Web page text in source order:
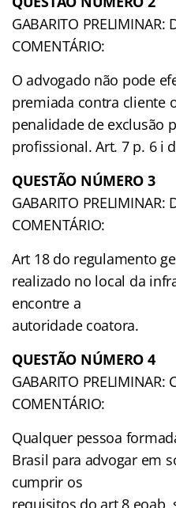
GABARITO PRELIMINAR:
COMENTÁRIO:
O advogado não pode
premiada contra cliente
penalidade de exclusão
profissional. Art. 7 p. 6 i
QUESTÃO NÚMERO 3
GABARITO PRELIMINAR:
COMENTÁRIO:
Art 18 do regulamento
realizado no local da
encontre a
autoridade coatora.
QUESTÃO NÚMERO 4
GABARITO PRELIMINAR:
COMENTÁRIO:
Qualquer pessoa
Brasil para advogar em
cumprir os
requisitos do art 8 eoab,